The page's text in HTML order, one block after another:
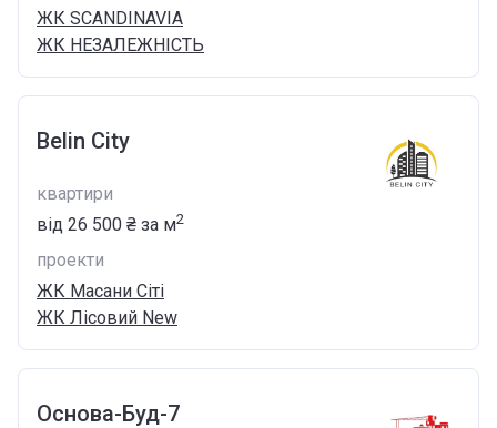
ЖК SCANDINAVIA
ЖК НЕЗАЛЕЖНІСТЬ
Belin City
квартири
від ‍26 500 ₴ за м2
проекти
ЖК Масани Сіті
ЖК Лісовий New
Основа-Буд-7